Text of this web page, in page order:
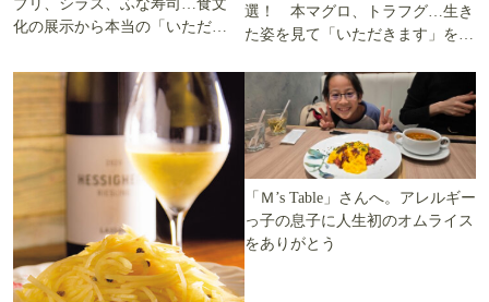
ブリ、シラス、ふな寿司…食文
化の展示から本当の「いただき
選！ 本マグロ、トラフグ…生き
た姿を見て「いただきます」を考
「Ｍ’s Table」さんへ。アレルギー
っ子の息子に人生初のオムライス
をありがとう